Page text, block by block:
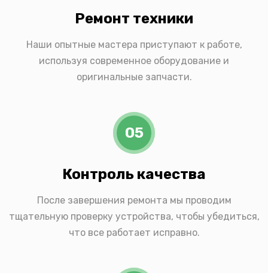
Ремонт техники
Наши опытные мастера приступают к работе,
используя современное оборудование и
оригинальные запчасти.
05
Контроль качества
После завершения ремонта мы проводим
тщательную проверку устройства, чтобы убедиться,
что все работает исправно.